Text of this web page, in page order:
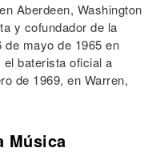
Aberdeen, Washington
y cofundador de la
mayo de 1965 en
baterista oficial a
de 1969, en Warren,
Música